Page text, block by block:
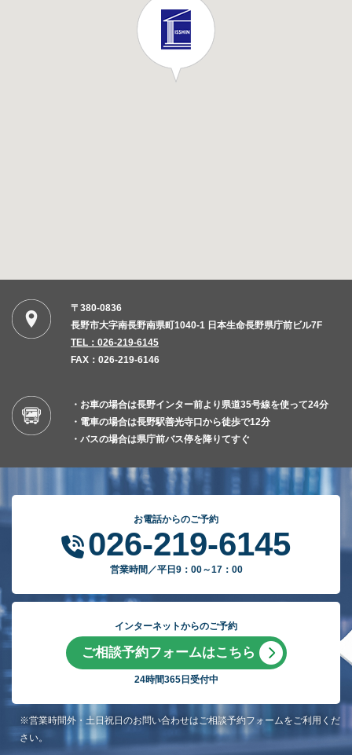
〒380-0836
長野市大字南長野南県町1040-1 日本生命長野県庁前ビル7F
TEL：026-219-6145
FAX：026-219-6146
・お車の場合は長野インター前より県道35号線を使って24分
・電車の場合は長野駅善光寺口から徒歩で12分
・バスの場合は県庁前バス停を降りてすぐ
お電話からのご予約
026-219-6145
営業時間／平日9：00～17：00
インターネットからのご予約
ご相談予約フォームはこちら
24時間365日受付中
※営業時間外・土日祝日のお問い合わせはご相談予約フォームをご利用くだ
さい。